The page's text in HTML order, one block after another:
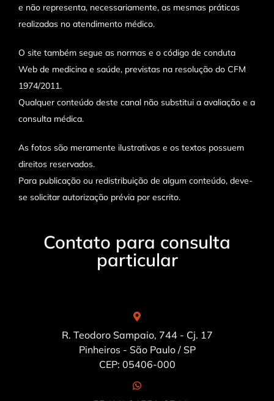
e não representa, necessariamente, as mesmas práticas
realizadas no atendimento médico.
O site também segue as normas e o código de conduta
Web de medicina e saúde, previstas na resolução do CFM
1974/2011.
Qualquer conteúdo deste canal não substitui a avaliação e a
consulta médica.
As fotos são meramente ilustrativas e os textos possuem
direitos reservados.
Para publicação ou redistribuição de algum conteúdo, deve-
se solicitar autorização prévia por escrito.
Contato para consulta
particular
R. Teodoro Sampaio, 744 - Cj. 17
Pinheiros - São Paulo / SP
CEP: 05406-000